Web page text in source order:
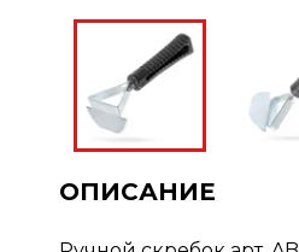
ОПИСАНИЕ